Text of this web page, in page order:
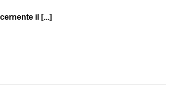
il [...]